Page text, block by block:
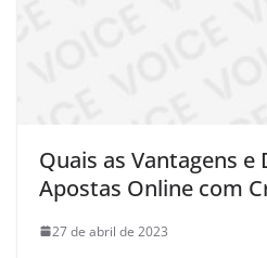
Quais as Vantagens e
Apostas Online com
27 de abril de 2023